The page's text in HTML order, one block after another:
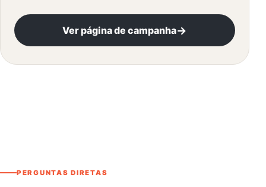
Ver página de campanha→
PERGUNTAS DIRETAS